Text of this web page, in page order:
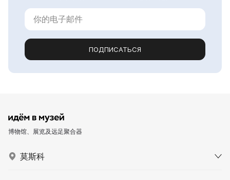
ПОДПИСАТЬСЯ
博物馆、展览及远足聚合器
莫斯科